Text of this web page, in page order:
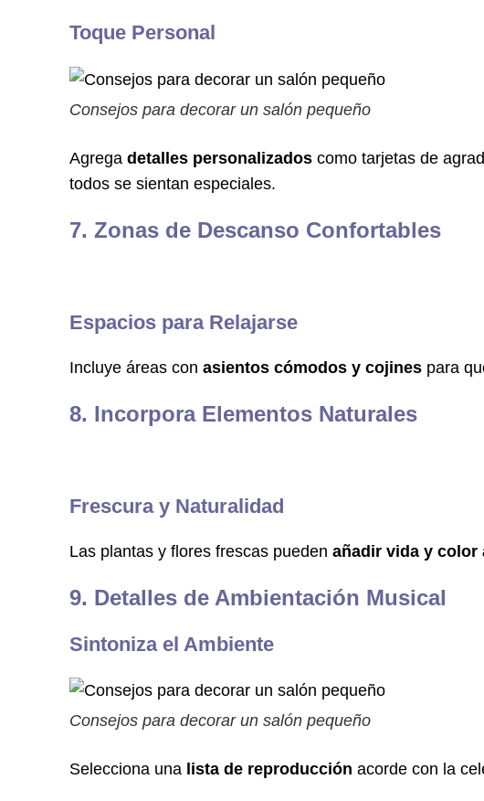
Toque Personal
Consejos para decorar un salón pequeño
Agrega detalles personalizados como tarjetas de
todos se sientan especiales.
7. Zonas de Descanso Confortables
Espacios para Relajarse
Incluye áreas con asientos cómodos y cojines para
8. Incorpora Elementos Naturales
Frescura y Naturalidad
Las plantas y flores frescas pueden añadir vida y color
9. Detalles de Ambientación Musical
Sintoniza el Ambiente
Consejos para decorar un salón pequeño
Selecciona una lista de reproducción acorde con la